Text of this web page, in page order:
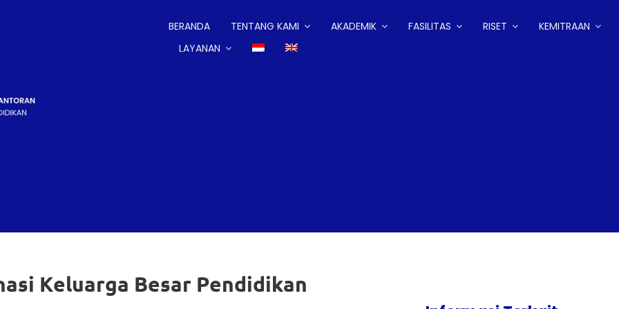
BERANDA TENTANG KAMI AKADEMIK FASILITAS RISET
KEMITRAAN
LAYANAN
Keluarga Besar Pendidikan